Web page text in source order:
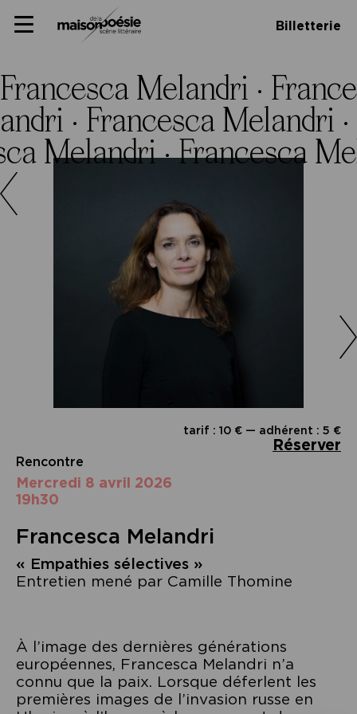
to
Primary
Billetterie
Francesca Melandri ·
· Francesca Melandri ·
Melandri ·Francesca
tarif : 10 € — adhérent : 5 €
Réserver
Rencontre
mercredi 8 avril 2026
19h30
Francesca Melandri
« Empathies sélectives »
Entretien mené par Camille Thomine
À l’image des dernières générations
européennes, Francesca Melandri n’a
connu que la paix. Lorsque déferlent les
premières images de l’invasion russe en